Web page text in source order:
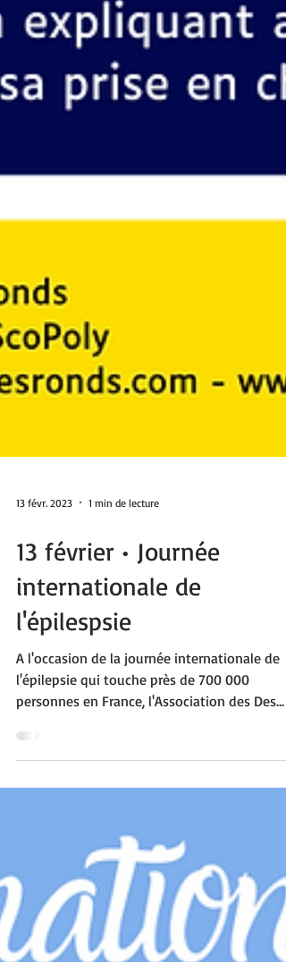
1 min de lecture
13 février • Journée
internationale de
l'épilespsie
l'épilepsie qui touche près de 700 000
personnes en France, l'Association des Des
carrés...